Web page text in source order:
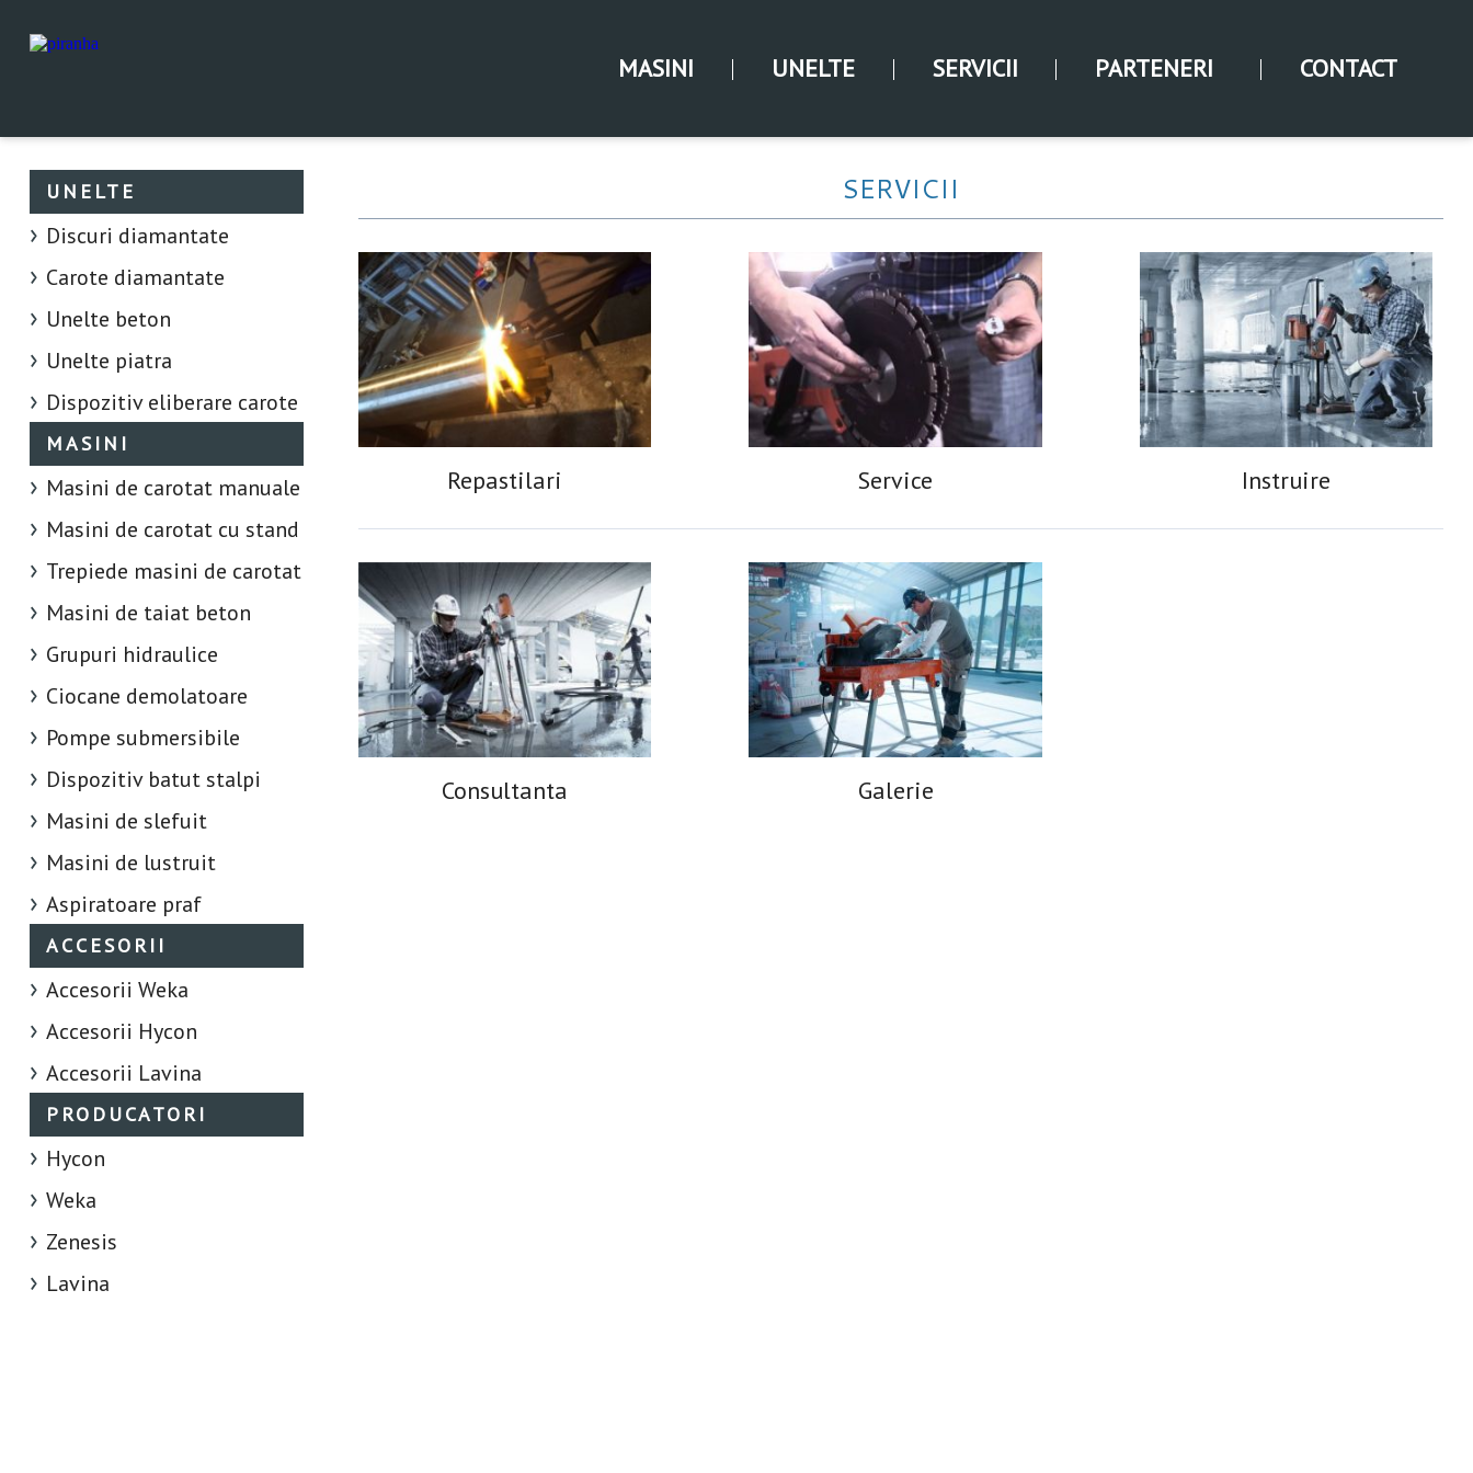
CONTACT
PARTENERI
SERVICII
UNELTE
MASINI
UNELTE
Discuri diamantate
Carote diamantate
Unelte beton
Unelte piatra
Dispozitiv eliberare carote
MASINI
Masini de carotat manuale
Masini de carotat cu stand
Trepiede masini de carotat
Masini de taiat beton
Grupuri hidraulice
Ciocane demolatoare
Pompe submersibile
Dispozitiv batut stalpi
Masini de slefuit
Masini de lustruit
Aspiratoare praf
ACCESORII
Accesorii Weka
Accesorii Hycon
Accesorii Lavina
PRODUCATORI
Hycon
Weka
Zenesis
Lavina
SERVICII
Repastilari Service Instruire
Consultanta Galerie